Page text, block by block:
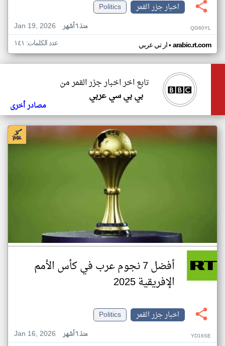
اخبار جزر القمر
Politics
Jan 19, 2026
منذ ٦ أشهر QG60YL
ار تي عربي• arabic.rt.com عدد الكلمات: ١٤١
تابع اخر اخبار جزر القمر من
بي بي سي عربي
مصادر أخرى
أفضل 7 نجوم عرب في كأس الأمم
الإفريقية 2025
اخبار جزر القمر
Politics
Jan 16, 2026
منذ ٦ أشهر YD16SE